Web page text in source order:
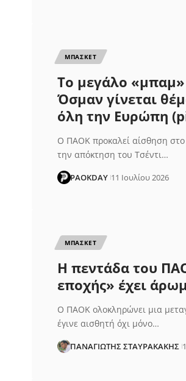
ΜΠΑΣΚΕΤ
Το μεγάλο
Όσμαν γίνεται
όλη την Ευρώπη
Ο ΠΑΟΚ προκαλεί αίσθηση
την απόκτηση του Τσέντι…
PAOKDAY 11 Ιουλίου 2026
ΜΠΑΣΚΕΤ
Η πεντάδα του
εποχής» έχει
Ο ΠΑΟΚ ολοκληρώνει μια
έγινε αισθητή όχι μόνο…
ΠΑΝΑΓΙΩΤΗΣ ΣΤΑΥΡΑΚΑΚΗΣ